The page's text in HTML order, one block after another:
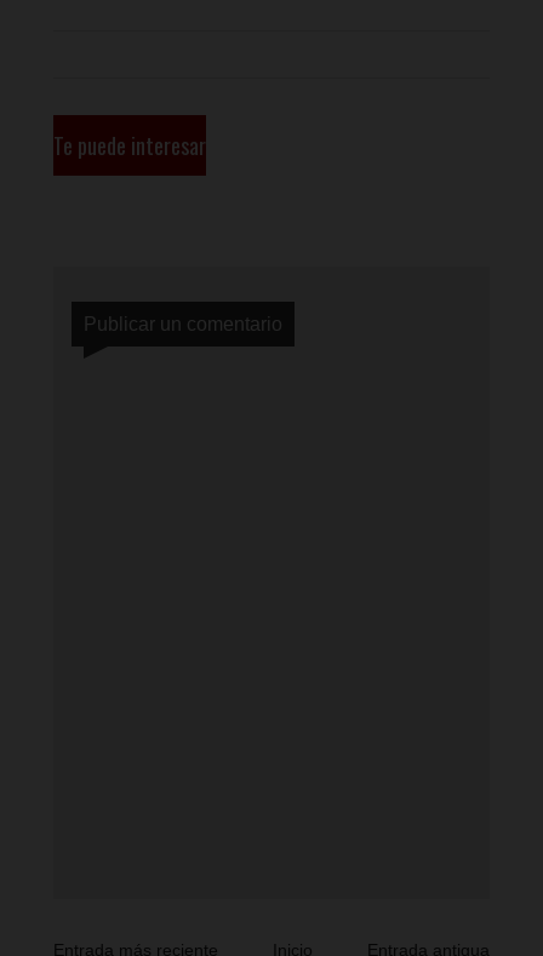
Te puede interesar
Publicar un comentario
Entrada más reciente Entrada antigua
Inicio